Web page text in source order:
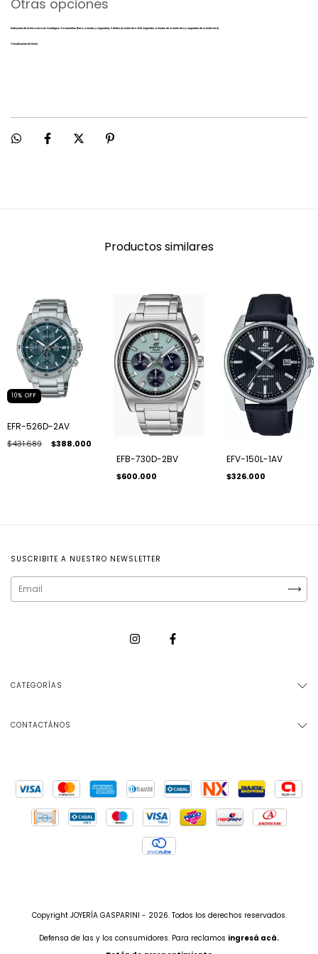
Otras opciones
Indicación de la hora normal: Analógica: 3 manecillas (hora, minutos y segundos), 3 diales (cronómetro 1/10 segundos, minutos de cronómetro y segundos de cronómetro)
Visualización de fecha
Productos similares
10% OFF
EFR-526D-2AV
$431.689 $388.000
EFB-730D-2BV
$600.000
EFV-150L-1AV
$326.000
SUSCRIBITE A NUESTRO NEWSLETTER
CATEGORÍAS
CONTACTÁNOS
Copyright JOYERÍA GASPARINI - 2026. Todos los derechos reservados.
Defensa de las y los consumidores. Para reclamos ingresá acá.